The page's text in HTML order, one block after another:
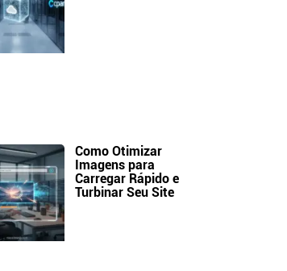
Como Otimizar
Imagens para
Carregar Rápido e
Turbinar Seu Site